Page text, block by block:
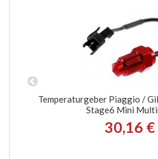
Temperaturgeber Piaggio /
Stage6 Mini
30,16 €